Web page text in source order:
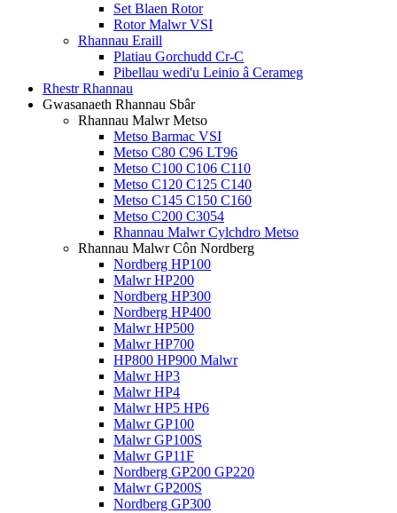
Set Blaen Rotor
Rotor Malwr VSI
Rhannau Eraill
Platiau Gorchudd Cr-C
Pibellau wedi'u Leinio â Cerameg
Rhestr Rhannau
Gwasanaeth Rhannau Sbâr
Rhannau Malwr Metso
Metso Barmac VSI
Metso C80 C96 LT96
Metso C100 C106 C110
Metso C120 C125 C140
Metso C145 C150 C160
Metso C200 C3054
Rhannau Malwr Cylchdro Metso
Rhannau Malwr Côn Nordberg
Nordberg HP100
Malwr HP200
Nordberg HP300
Nordberg HP400
Malwr HP500
Malwr HP700
HP800 HP900 Malwr
Malwr HP3
Malwr HP4
Malwr HP5 HP6
Malwr GP100
Malwr GP100S
Malwr GP11F
Nordberg GP200 GP220
Malwr GP200S
Nordberg GP300